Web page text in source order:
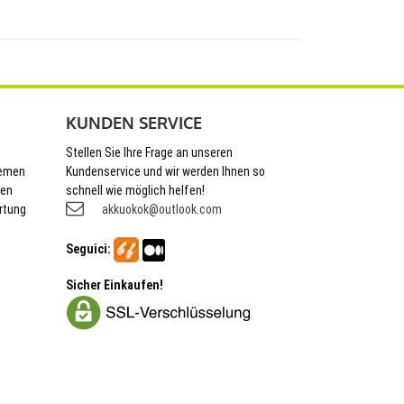
KUNDEN SERVICE
Stellen Sie Ihre Frage an unseren
Kundenservice und wir werden Ihnen so
schnell wie möglich helfen!
akkuokok@outlook.com
Seguici:
Sicher Einkaufen!